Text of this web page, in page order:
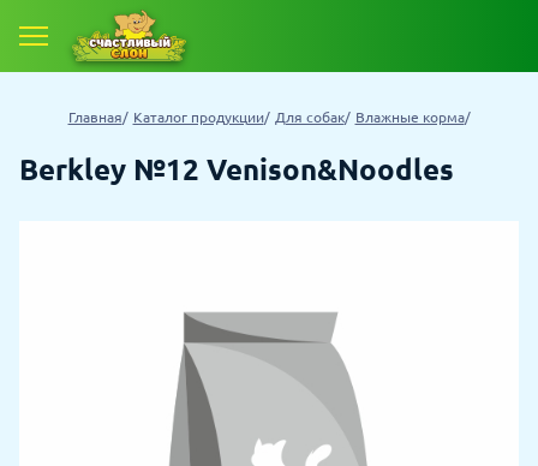
Главная Каталог продукции Для собак Влажные корма
Berkley №12 Venison&Noodles